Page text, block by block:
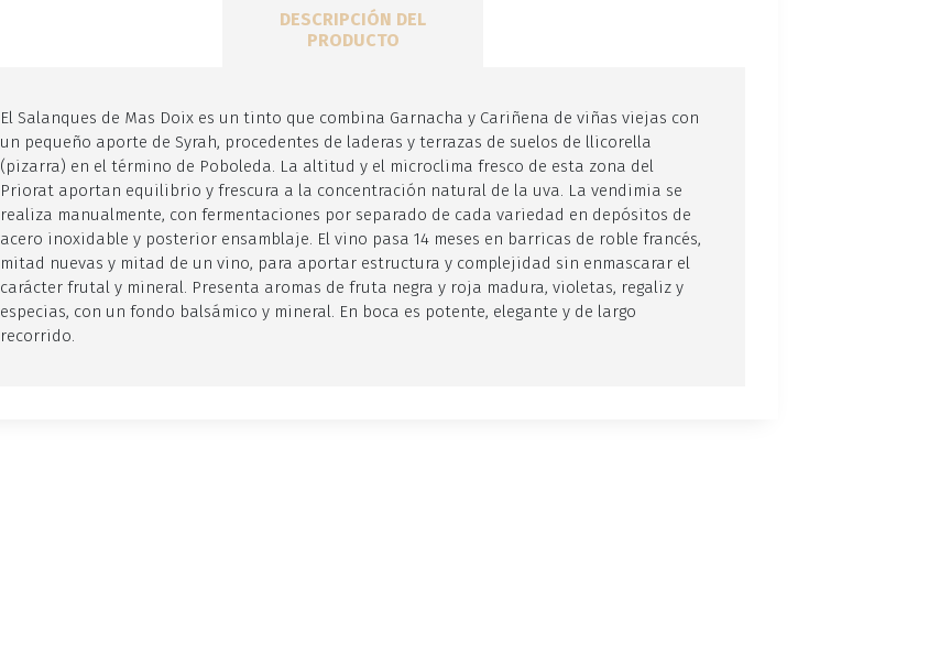
DESCRIPCIÓN DEL
PRODUCTO
El Salanques de Mas Doix es un tinto que combina Garnacha y Cariñena de viñas viejas con
un pequeño aporte de Syrah, procedentes de laderas y terrazas de suelos de llicorella
(pizarra) en el término de Poboleda. La altitud y el microclima fresco de esta zona del
Priorat aportan equilibrio y frescura a la concentración natural de la uva. La vendimia se
realiza manualmente, con fermentaciones por separado de cada variedad en depósitos de
acero inoxidable y posterior ensamblaje. El vino pasa 14 meses en barricas de roble francés,
mitad nuevas y mitad de un vino, para aportar estructura y complejidad sin enmascarar el
carácter frutal y mineral. Presenta aromas de fruta negra y roja madura, violetas, regaliz y
especias, con un fondo balsámico y mineral. En boca es potente, elegante y de largo
recorrido.